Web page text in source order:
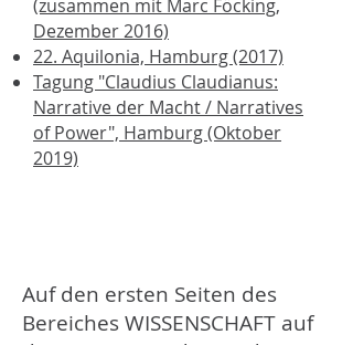
(zusammen mit Marc Föcking,
Dezember 2016)
22. Aquilonia, Hamburg (2017)
Tagung "Claudius Claudianus:
Narrative der Macht / Narratives
of Power", Hamburg (Oktober
2019)
Auf den ersten Seiten des
Bereiches WISSENSCHAFT auf